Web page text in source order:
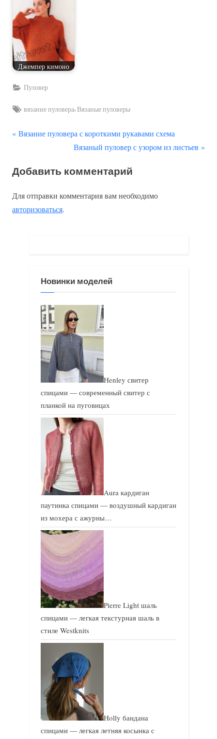
Джемпер кимоно
Пуловер
Tags:
вязание пуловера,Вязаные пуловеры
Навигация
записям
П
д
д
у
Вязание пуловера с короткими рукавами схема
С
е
у
а
и
с
ь
:
Вязаный пуловер с узором из листьев
Добавить комментарий
Для отправки комментария вам необходимо
авторизоваться.
Новинки моделей
Henley свитер
спицами — современный свитер с
планкой на пуговицах
Aura кардиган
паутинка спицами — воздушный кардиган
из мохера с ажурны…
Pierre Light шаль
спицами — легкая текстурная шаль в
стиле Westknits
Holly бандана
спицами — легкая летняя косынка с